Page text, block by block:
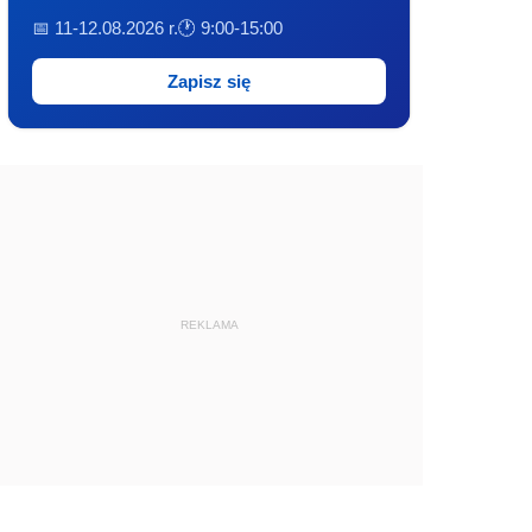
📅 11-12.08.2026 r.🕐 9:00-15:00
Zapisz się
REKLAMA